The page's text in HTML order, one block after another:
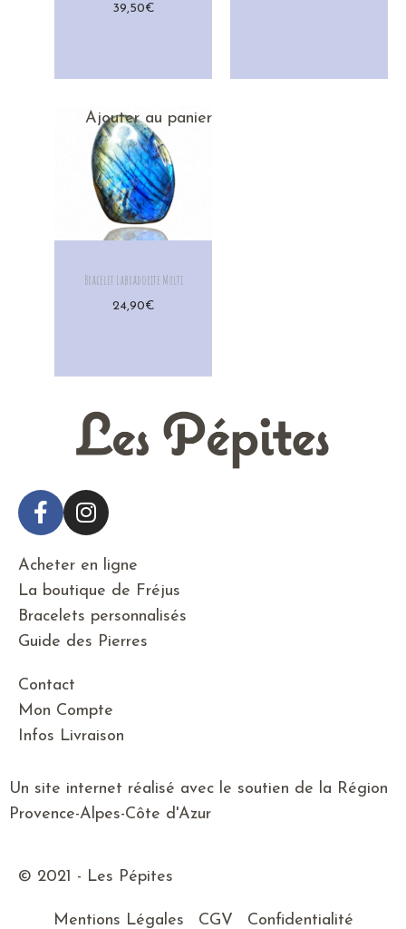
39,50€
Ajouter au panier
Bracelet Labradorite Multi
24,90€
Acheter en ligne
La boutique de Fréjus
Bracelets personnalisés
Guide des Pierres
Contact
Mon Compte
Infos Livraison
Un site internet réalisé avec le soutien de la Région
Provence-Alpes-Côte d'Azur
© 2021 - Les Pépites
Mentions Légales CGV Confidentialité